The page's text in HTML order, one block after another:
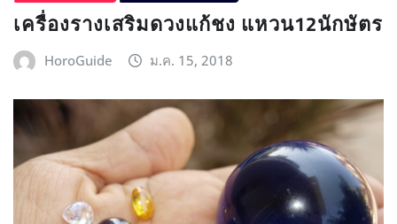
เครื่องรางเสริมดวงแก้ชง แหวน12นักษัตร
HoroGuide ม.ค. 15, 2018